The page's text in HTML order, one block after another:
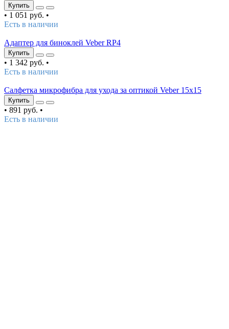
Купить
• 1 051 руб. •
Есть в наличии
Адаптер для биноклей Veber RP4
Купить
• 1 342 руб. •
Есть в наличии
Салфетка микрофибра для ухода за оптикой Veber 15x15
Купить
• 891 руб. •
Есть в наличии